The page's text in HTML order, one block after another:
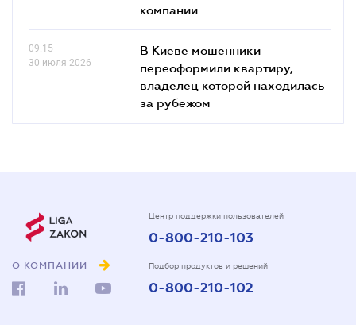
компании
09.15
30 июля 2026
В Киеве мошенники
переоформили квартиру,
владелец которой находилась
за рубежом
О КОМПАНИИ
Центр поддержки пользователей
0-800-210-103
Подбор продуктов и решений
0-800-210-102